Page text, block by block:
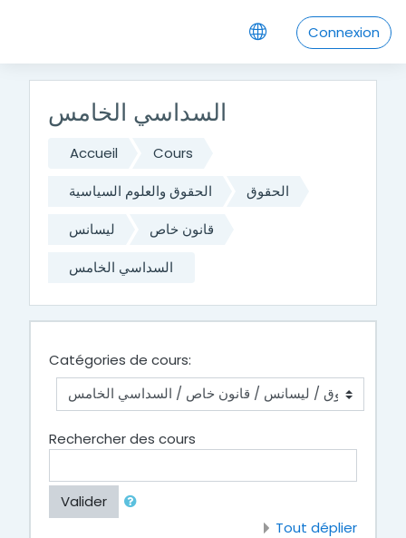
Connexion
السداسي الخامس
Accueil
Cours
الحقوق والعلوم السياسية
الحقوق
ليسانس
قانون خاص
السداسي الخامس
Catégories de cours:
Rechercher des cours
Valider
Tout déplier